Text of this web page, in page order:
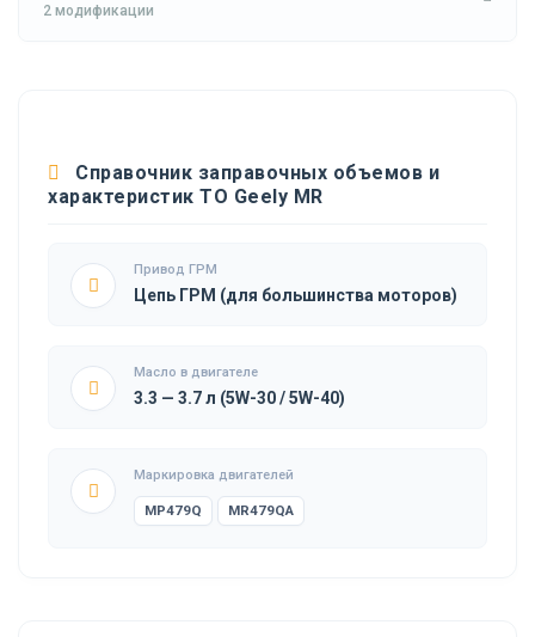
2 модификации
Справочник заправочных объемов и
характеристик ТО Geely MR
Привод ГРМ
Цепь ГРМ (для большинства моторов)
Масло в двигателе
3.3 — 3.7 л (5W-30 / 5W-40)
Маркировка двигателей
MP479Q MR479QA